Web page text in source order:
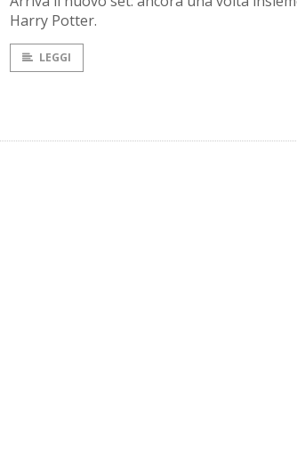
Harry Potter.
LEGGI